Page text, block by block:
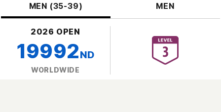
MEN (35-39) MEN
2026 OPEN
19992ND
WORLDWIDE